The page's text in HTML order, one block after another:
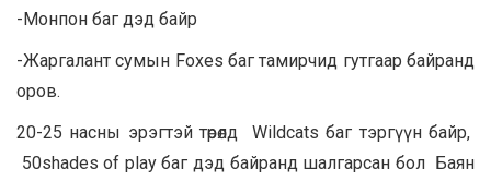
-Монпон баг дэд байр
-Жаргалант сумын Foxes баг тамирчид гутгаар байранд
оров.
20-25 насны эрэгтэй төрөлд Wildcats баг тэргүүн байр,
50shades of play баг дэд байранд шалгарсан бол Баян